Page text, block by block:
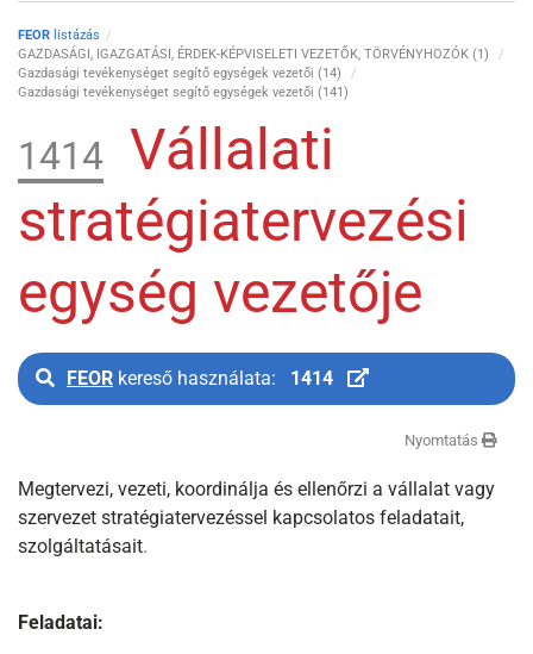
FEOR listázás
GAZDASÁGI, IGAZGATÁSI, ÉRDEK-KÉPVISELETI VEZETŐK, TÖRVÉNYHOZÓK (1)
Gazdasági tevékenységet segítő egységek vezetői (14)
Gazdasági tevékenységet segítő egységek vezetői (141)
1414 Vállalati
stratégiatervezési
egység vezetője
FEOR kereső használata: 1414
Nyomtatás
Megtervezi, vezeti, koordinálja és ellenőrzi a vállalat vagy
szervezet stratégiatervezéssel kapcsolatos feladatait,
szolgáltatásait.
Feladatai: